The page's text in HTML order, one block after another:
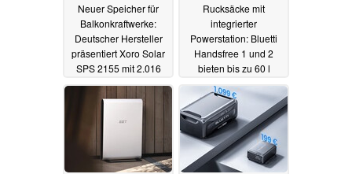
Neuer Speicher für
Balkonkraftwerke:
Deutscher Hersteller
präsentiert Xoro Solar
SPS 2155 mit 2.016
Wh und 1.600 W
22.10.2024
Rucksäcke mit
integrierter
Powerstation: Bluetti
Handsfree 1 und 2
bieten bis zu 60 l
Stauraum und 512 Wh
Kapazität16.10.2024